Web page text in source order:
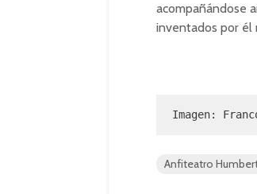
acompañándose
inventados por él
Imagen:
Anfiteatro